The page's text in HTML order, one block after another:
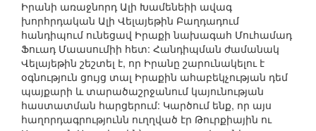
Իրանի առաջնորդ Ալի Խամենեիի ավագ
խորհրդական Ալի Վելայեթին Բաղդադում
հանդիպում ունեցավ Իրաքի նախագահ Մուհամադ
Ֆուադ Մաասումիի հետ: Հանդիպման ժամանակ
Վելայեթին շեշտել է, որ Իրանը շարունակելու է
օգնություն ցույց տալ Իրաքին ահաբեկչության դեմ
պայքարի և տարածաշրջանում կայունության
հաստատման հարցերում: Կարծում ենք, որ այս
հաղորդագրությունն ուղղված էր Թուրքիային ու